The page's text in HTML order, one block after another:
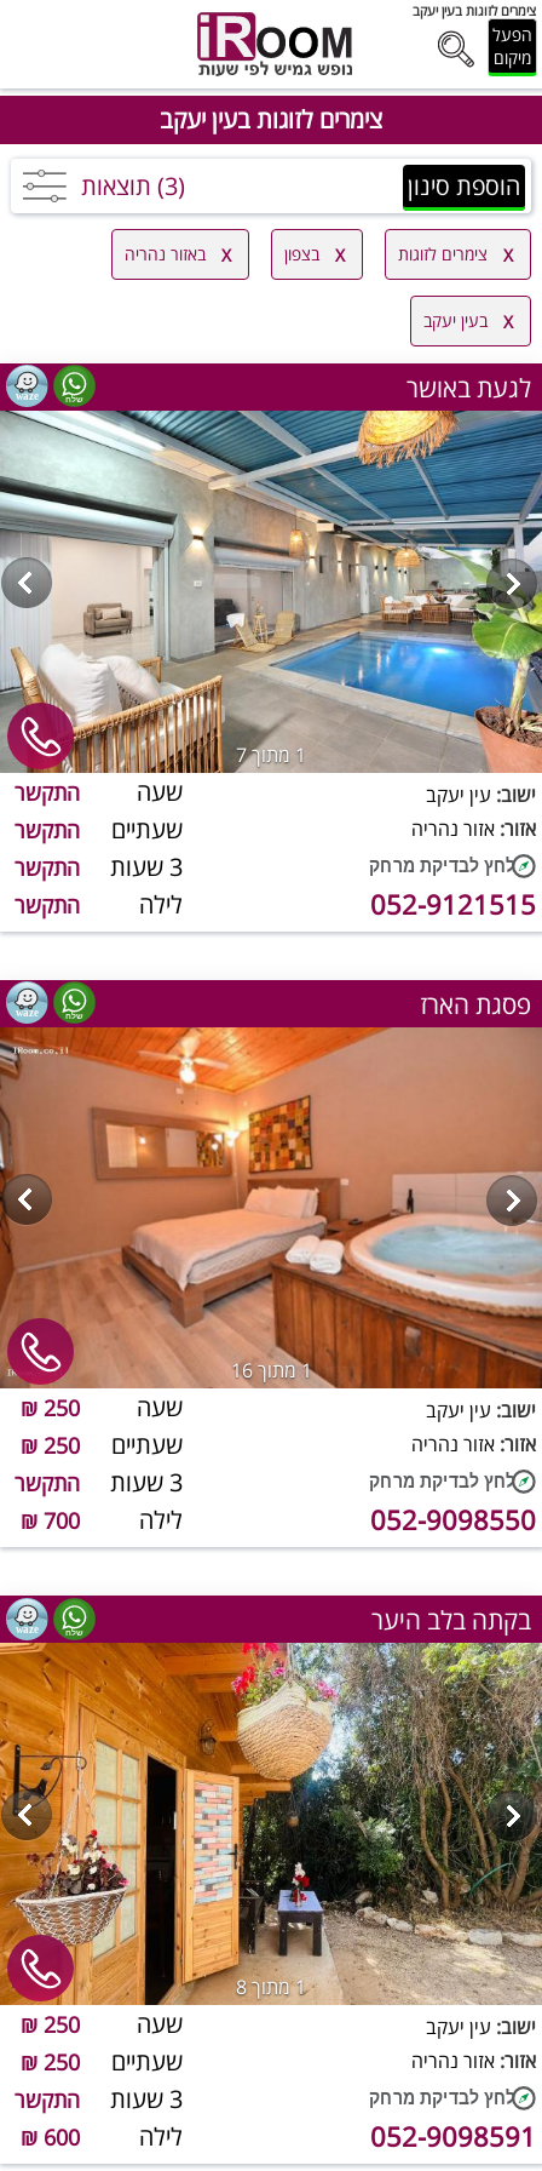
צימרים לזוגות בעין יעקב
הפעל
מיקום
צימרים לזוגות בעין יעקב
הוספת סינון (3) תוצאות
צימרים לזוגות בצפון באזור נהריה
בעין יעקב
לגעת באושר
1 מתוך 7
שעה התקשר
שעתיים התקשר
3 שעות התקשר
לילה התקשר
ישוב: עין יעקב
אזור: אזור נהריה
052-9121515
פסגת הארז
1מתוך 16
שעה 250 ₪
שעתיים 250 ₪
3 שעות התקשר
לילה 700 ₪
ישוב: עין יעקב
אזור: אזור נהריה
052-9098550
בקתה בלב היער
1מתוך 8
שעה 250 ₪
שעתיים 250 ₪
3 שעות התקשר
לילה 600 ₪
ישוב: עין יעקב
אזור: אזור נהריה
052-9098591